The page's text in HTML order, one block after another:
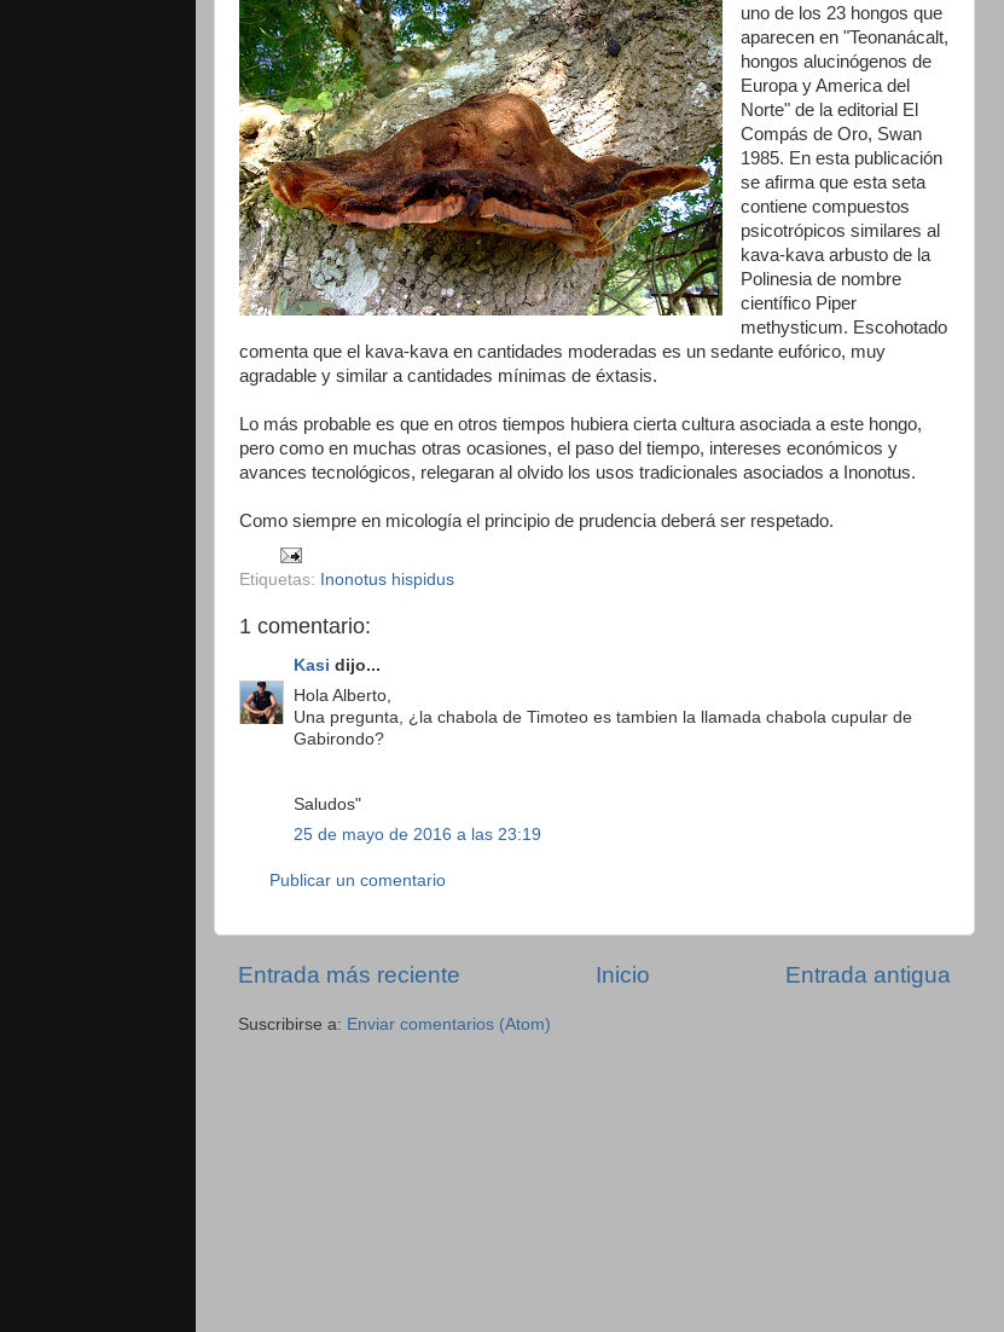
uno de los 23 hongos que
aparecen en "Teonanácalt,
hongos alucinógenos de
Europa y America del
Norte" de la editorial El
Compás de Oro, Swan
1985. En esta publicación
se afirma que esta seta
contiene compuestos
psicotrópicos similares al
kava-kava arbusto de la
Polinesia de nombre
científico Piper
methysticum. Escohotado
comenta que el kava-kava en cantidades moderadas es un sedante eufórico, muy
agradable y similar a cantidades mínimas de éxtasis.
Lo más probable es que en otros tiempos hubiera cierta cultura asociada a este hongo,
pero como en muchas otras ocasiones, el paso del tiempo, intereses económicos y
avances tecnológicos, relegaran al olvido los usos tradicionales asociados a Inonotus.
Como siempre en micología el principio de prudencia deberá ser respetado.
Etiquetas: Inonotus hispidus
1 comentario:
Kasi dijo...
Hola Alberto,
Una pregunta, ¿la chabola de Timoteo es tambien la llamada chabola cupular de
Gabirondo?
Saludos"
25 de mayo de 2016 a las 23:19
Publicar un comentario
Entrada más reciente Entrada antigua
Inicio
Suscribirse a: Enviar comentarios (Atom)